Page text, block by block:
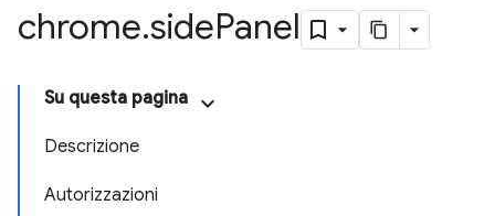
chrome.sidePanel
Su questa pagina
Descrizione
Autorizzazioni